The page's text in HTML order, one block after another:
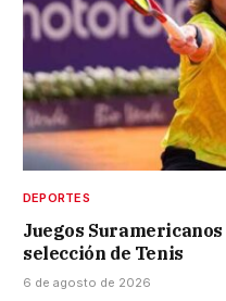
DEPORTES
Juegos
selección de Tenis
6 de agosto de 2026